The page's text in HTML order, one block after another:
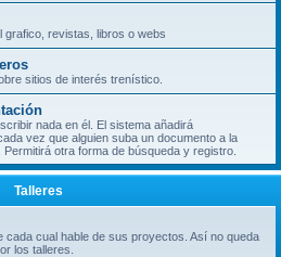
grafico, revistas, libros o webs
sitios de interés trenístico.
nada en él. El sistema añadirá
vez que alguien suba un documento a la
otra forma de búsqueda y registro.
Talleres
cada cual hable de sus proyectos. Así no queda
los talleres.